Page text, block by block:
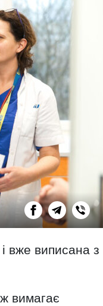
вже виписана з
вимагає